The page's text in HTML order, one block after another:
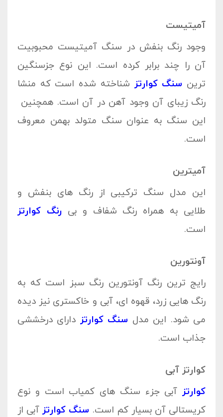
آمیتیست
وجود رنگ بنفش در سنگ آمیتیست محبوبیت
آن را چند برابر کرده است. این نوع جزسنگین
ترین سنگ کوارتز شناخته شده است که منشا
رنگ زیبای آن وجود آهن در آن است. همچنین
این سنگ به عنوان سنگ متولد بهمن معروف
است.
آمیترین
این مدل سنگ ترکیبی از رنگ های بنفش و
طلایی به همراه رنگ شفاف و بیرنگ کوارتز
است.
آونتورین
رایج ترین رنگ آونتورین رنگ سبز است که به
رنگ هایی زرد، قهوه ای، آبی و خاکستری نیز دیده
می شود. این مدل سنگ کوارتز دارای درخششی
جذاب است.
کوارتز آبی
کوارتز آبی جزء سنگ های کمیاب است و نوع
کریستالی آن بسیار کم است. سنگ کوارتز آبی از